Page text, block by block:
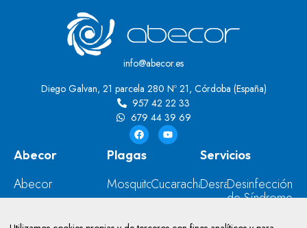
info@abecor.es
Diego Galvan, 21 parcela 280 Nº 21, Córdoba (España)
957 42 22 33
679 44 39 69
Abecor
Abecor
Plagas
MosquitosCucarachas
Servicios
Desratización
Desinfección
de Síndrome